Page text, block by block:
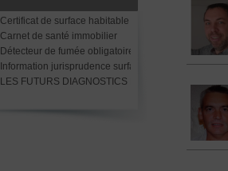
Certificat de surface habitable
Carnet de santé immobilier
Détecteur de fumée obligatoire avant le 8 mars 2015
Information jurisprudence surface Carrez
LES FUTURS DIAGNOSTICS LOCATIFS